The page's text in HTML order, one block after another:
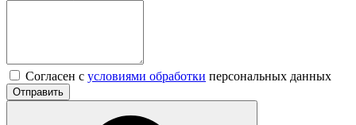
Согласен с условиями обработки персональных данных
Отправить